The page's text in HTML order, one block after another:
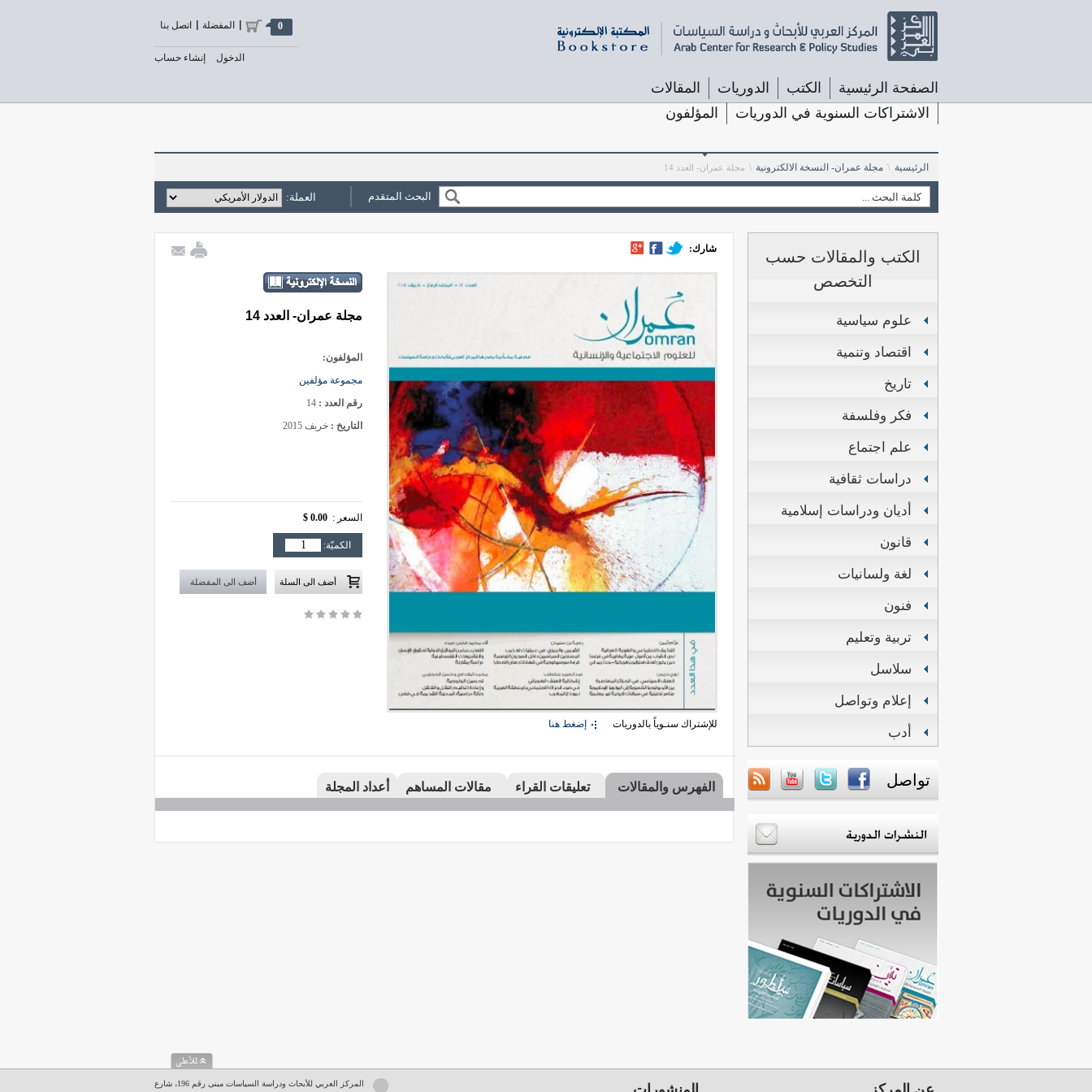
اتصل بنا المفضلة 0
الصفحة الرئيسية الكتب الدوريات
المقالات
الاشتراكات السنوية في الدوريات
المؤلفون
إنشاء حساب الدخول
الرئيسية \ مجلة عمران- النسخة الالكترونية \ مجلة عمران- العدد 14
البحث المتقدم العملة:
الكتب والمقالات حسب
التخصص
علوم سياسية
اقتصاد وتنمية
تاريخ
فكر وفلسفة
علم اجتماع
دراسات ثقافية
أديان ودراسات إسلامية
قانون
لغة ولسانيات
فنون
تربية وتعليم
سلاسل
إعلام وتواصل
أدب
تواصل
شارك:
للإشتراك سنـوياً بالدوريات إضغط هنا
مجلة عمران- العدد 14
المؤلفون:
مجموعة مؤلفين
رقم العدد : 14
التاريخ : خريف 2015
السعر : 0.00 $
الكميّة:
الفهرس والمقالات تعليقات القراء مقالات المساهم أعداد المجلة
المركز العربي للأبحاث ودراسة السياسات مبنى رقم 196، شارع